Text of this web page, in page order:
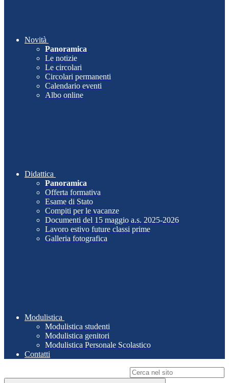
Novità
Panoramica
Le notizie
Le circolari
Circolari permanenti
Calendario eventi
Albo online
Didattica
Panoramica
Offerta formativa
Esame di Stato
Compiti per le vacanze
Documenti del 15 maggio a.s. 2025-2026
Lavoro estivo future classi prime
Galleria fotografica
Modulistica
Modulistica studenti
Modulistica genitori
Modulistica Personale Scolastico
Contatti